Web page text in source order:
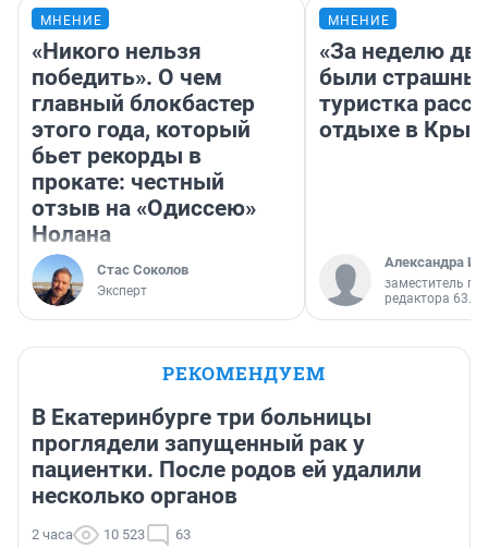
МНЕНИЕ
«Никого нельзя
победить». О чем
главный блокбастер
этого года, который
бьет рекорды в
прокате: честный
отзыв на «Одиссею»
Нолана
Стас Соколов
Эксперт
МНЕНИЕ
«За неделю
были
туристка
отдыхе в
Александра
заместитель
редактора 63.RU
РЕКОМЕНДУЕМ
В Екатеринбурге три больницы
проглядели запущенный рак у
пациентки. После родов ей удалили
несколько органов
2 часа 10 523 63